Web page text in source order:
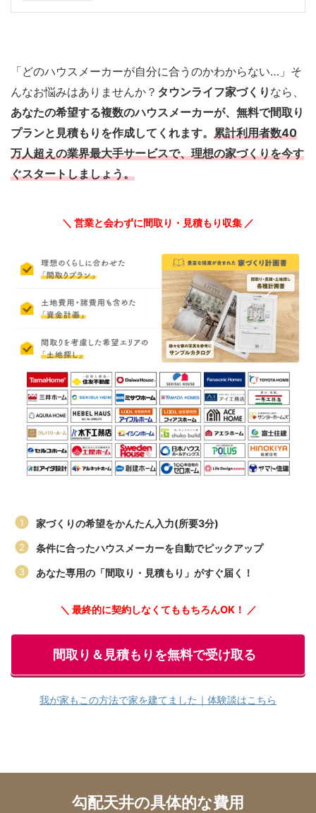
「どのハウスメーカーが自分に合うのかわからない…」そ
んなお悩みはありませんか？ タウンライフ家づくり なら、
あなたの希望する複数のハウスメーカーが、無料で間取り
プランと見積もりを作成してくれます。 累計利用者数40
万人超えの業界最大手サービスで、理想の家づくりを今す
ぐスタートしましょう。
＼ 営業と会わずに間取り・見積もり収集 ／
家づくりの希望をかんたん入力(所要3分)
条件に合ったハウスメーカーを自動でピックアップ
あなた専用の「間取り・見積もり」がすぐ届く！
＼ 最終的に契約しなくてももちろんOK！ ／
間取り＆見積もりを無料で受け取る
我が家もこの方法で家を建てました｜体験談はこちら
勾配天井の具体的な費用